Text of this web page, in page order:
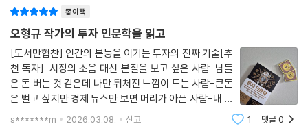
증거의 부재가 부재의 증거는 아니다
원인을 모르는 블랙 먼데이
04. 세상을 움직이는 거듭제곱 법칙
일본의 대지진 괴담
아무도 모른다
종이책
오형규 작가의 투자 인문학을 읽고
[도서만협찬] 인간의 본능을 이기는 투자의 진짜 기술[추
천 독자]-시장의 소음 대신 본질을 보고 싶은 사람-남들
은 돈 버는 것 같은데 나만 뒤처진 느낌이 드는 사람-큰돈
은 벌고 싶지만 경제 뉴스만 보면 머리가 아픈 사람-내 투
자 결정이 늘 '운'에 좌우된다고 느껴 불안한 사람-경제 기
s*******m 2026.03.08. 신고 1 댓글0